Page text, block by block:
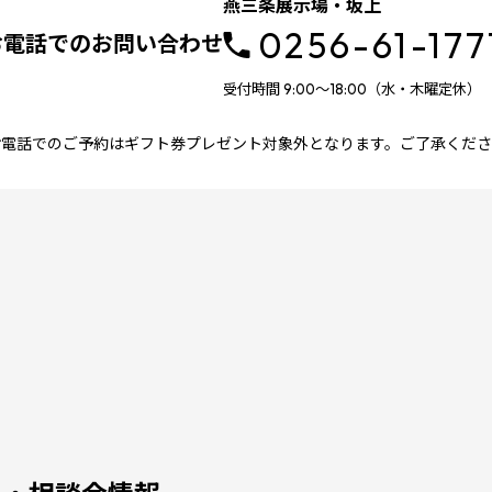
話でのお問い合わせ
燕三条展示場・坂上
0256-61-
受付時間 9:00～18:00（水・木曜定休）
話でのご予約はギフト券プレゼント対象外となります。ご了承くだ